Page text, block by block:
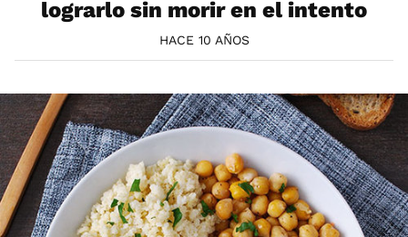
lograrlo sin morir en el intento
HACE 10 AÑOS